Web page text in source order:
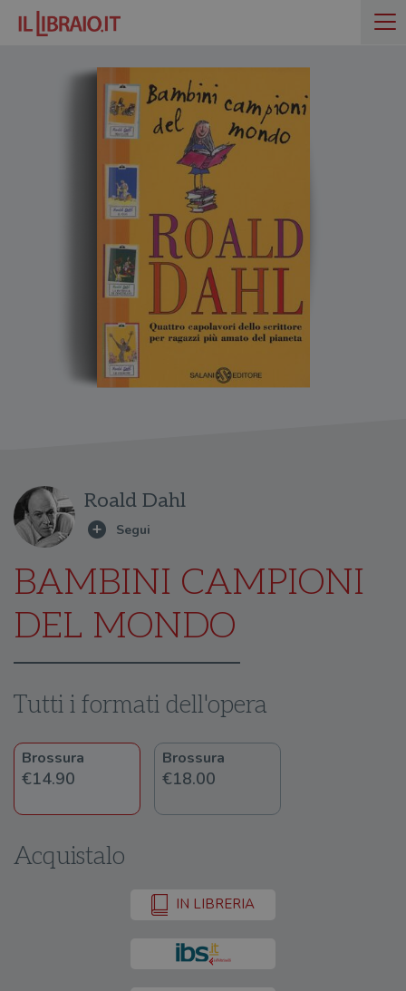
Roald Dahl
BAMBINI CAMPIONI
DEL MONDO
Tutti i formati dell'opera
Brossura
€14.90
Brossura
€18.00
Acquistalo
IN LIBRERIA